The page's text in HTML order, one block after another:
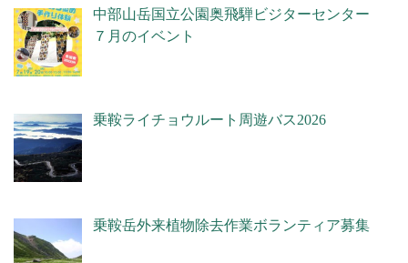
中部山岳国立公園奥飛騨ビジターセンター
７月のイベント
乗鞍ライチョウルート周遊バス2026
乗鞍岳外来植物除去作業ボランティア募集